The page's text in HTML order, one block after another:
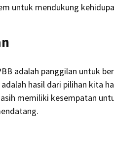
untuk mendukung
adalah panggilan untuk
hasil dari pilihan kita
memiliki kesempatan